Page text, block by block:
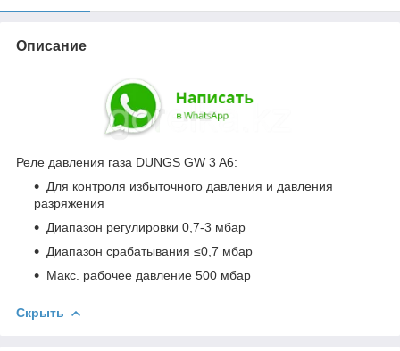
Описание
Реле давления газа DUNGS GW 3 A6:
Для контроля избыточного давления и давления
разряжения
Диапазон регулировки 0,7-3 мбар
Диапазон срабатывания ≤0,7 мбар
Макс. рабочее давление 500 мбар
Скрыть